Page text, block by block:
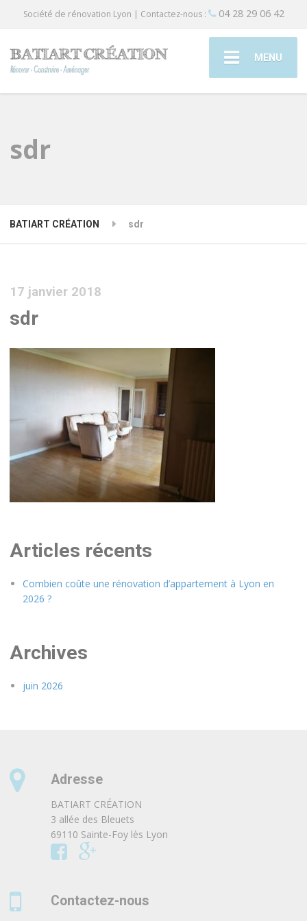
Société de rénovation Lyon | Contactez-nous : 04 28 29 06 42
MENU
sdr
BATIART CRÉATION sdr
17 janvier 2018
sdr
Articles récents
Combien coûte une rénovation d’appartement à Lyon en
2026 ?
Archives
juin 2026
Adresse
BATIART CRÉATION
3 allée des Bleuets
69110 Sainte-Foy lès Lyon
Contactez-nous